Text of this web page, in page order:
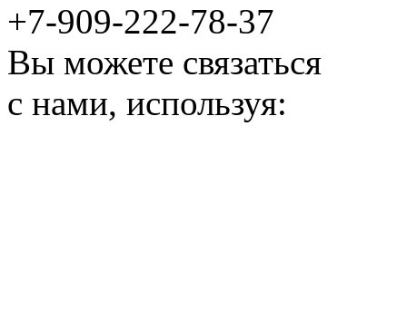
+7-909-222-78-37
Вы можете связаться
с нами, используя: